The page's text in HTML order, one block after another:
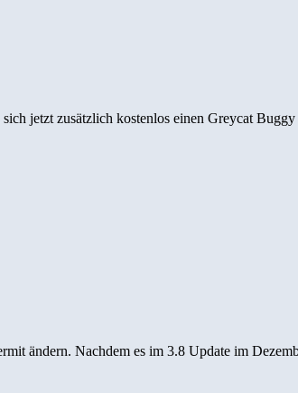
jetzt zusätzlich kostenlos einen Greycat
ändern. Nachdem es im 3.8 Update im